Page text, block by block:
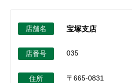
店舗名 宝塚支店
店番号 035
住所
〒665-0831